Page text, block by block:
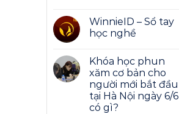
WinnieID – Sổ tay
học nghề
Khóa học phun
xăm cơ bản cho
người mới bắt đầu
tại Hà Nội ngày 6/6
có gì?